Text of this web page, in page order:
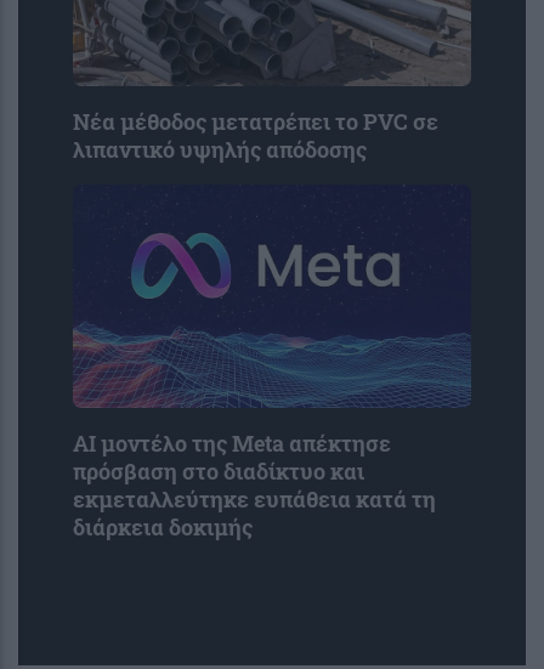
Νέα μέθοδος μετατρέπει το PVC σε
λιπαντικό υψηλής απόδοσης
AI μοντέλο της Meta απέκτησε
πρόσβαση στο διαδίκτυο και
εκμεταλλεύτηκε ευπάθεια κατά τη
διάρκεια δοκιμής